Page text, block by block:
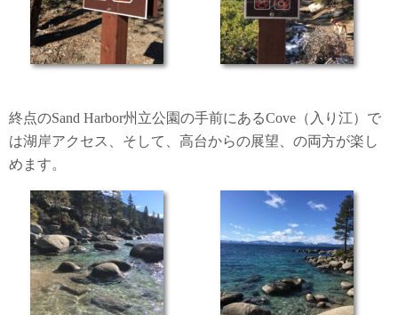
終点のSand Harbor州立公園の手前にあるCove（入り江）で
は湖岸アクセス、そして、高台からの展望、の両方が楽し
めます。